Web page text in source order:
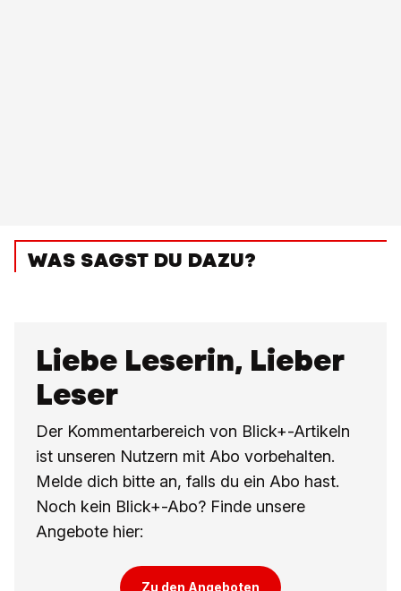
WAS SAGST DU DAZU?
Liebe Leserin, Lieber
Leser
Der Kommentarbereich von Blick+-Artikeln
ist unseren Nutzern mit Abo vorbehalten.
Melde dich bitte an, falls du ein Abo hast.
Noch kein Blick+-Abo? Finde unsere
Angebote hier:
Zu den Angeboten